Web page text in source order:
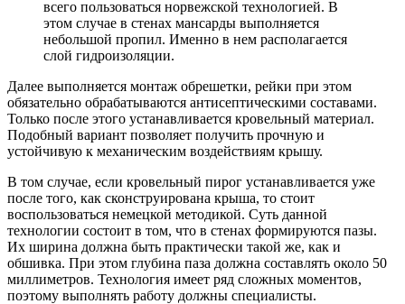
всего пользоваться норвежской технологией. В
этом случае в стенах мансарды выполняется
небольшой пропил. Именно в нем располагается
слой гидроизоляции.
Далее выполняется монтаж обрешетки, рейки при этом
обязательно обрабатываются антисептическими составами.
Только после этого устанавливается кровельный материал.
Подобный вариант позволяет получить прочную и
устойчивую к механическим воздействиям крышу.
В том случае, если кровельный пирог устанавливается уже
после того, как сконструирована крыша, то стоит
воспользоваться немецкой методикой. Суть данной
технологии состоит в том, что в стенах формируются пазы.
Их ширина должна быть практически такой же, как и
обшивка. При этом глубина паза должна составлять около 50
миллиметров. Технология имеет ряд сложных моментов,
поэтому выполнять работу должны специалисты.